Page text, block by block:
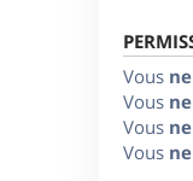
Vous
Vous
Vous
Vous